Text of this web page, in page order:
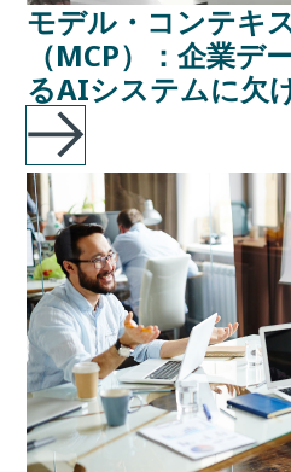
モデル・コンテキ
（MCP）：企業デ
るAIシステムに欠